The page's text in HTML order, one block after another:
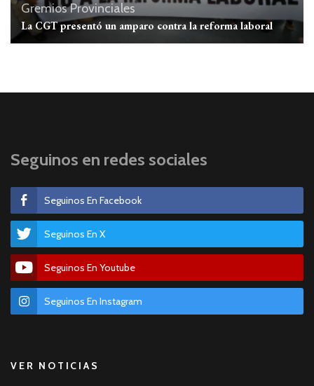
GremiosProvinciales
La CGT presentó un amparo contra la reforma laboral
Seguinos en redes sociales
Seguinos En Facebook
Seguinos En X
Seguinos En Youtube
Seguinos En Instagram
VER NOTICIAS